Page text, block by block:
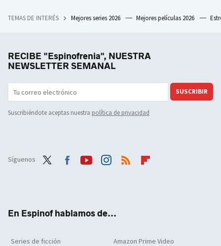
TEMAS DE INTERÉS Mejores series 2026 Mejores películas 2026
RECIBE "Espinofrenia", NUESTRA
NEWSLETTER SEMANAL
SUSCRIBIR
Suscribiéndote aceptas nuestra política de privacidad
Síguenos
En Espinof hablamos de...
Series de ficción Amazon Prime Video